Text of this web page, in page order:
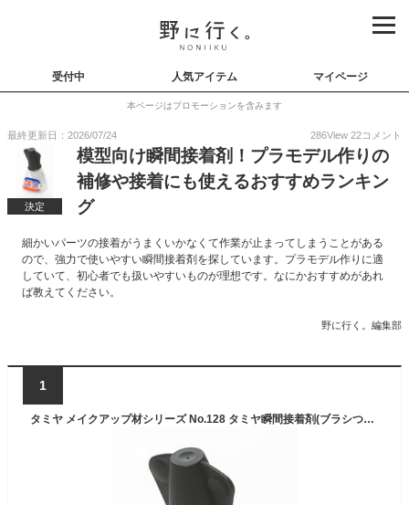
受付中 人気アイテム マイページ
本ページはプロモーションを含みます
最終更新日：2026/07/24 286View 22コメント
決定
模型向け瞬間接着剤！プラモデル作りの
補修や接着にも使えるおすすめランキン
グ
細かいパーツの接着がうまくいかなくて作業が止まってしまうことがある
ので、強力で使いやすい瞬間接着剤を探しています。プラモデル作りに適
していて、初心者でも扱いやすいものが理想です。なにかおすすめがあれ
ば教えてください。
野に行く。編集部
1
タミヤ メイクアップ材シリーズ No.128 タミヤ瞬間接着剤(ブラシつき) 5g 模型用接着剤 87128